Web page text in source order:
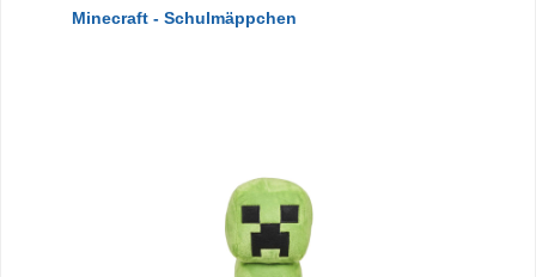
Minecraft - Schulmäppchen